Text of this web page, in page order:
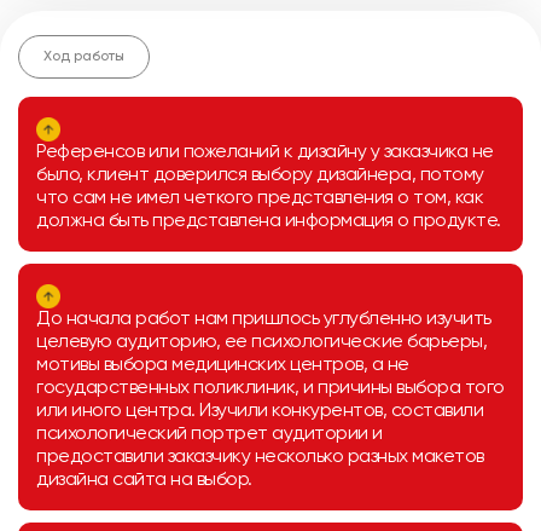
Ход работы
Референсов или пожеланий к дизайну у заказчика не
было, клиент доверился выбору дизайнера, потому
что сам не имел четкого представления о том, как
должна быть представлена информация о продукте.
До начала работ нам пришлось углубленно изучить
целевую аудиторию, ее психологические барьеры,
мотивы выбора медицинских центров, а не
государственных поликлиник, и причины выбора того
или иного центра. Изучили конкурентов, составили
психологический портрет аудитории и
предоставили заказчику несколько разных макетов
дизайна сайта на выбор.